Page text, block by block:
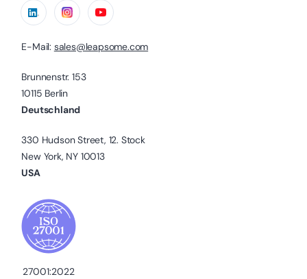
E-Mail: sales@leapsome.com
Brunnenstr. 153
10115 Berlin
Deutschland
330 Hudson Street, 12. Stock
New York, NY 10013
USA
27001:2022